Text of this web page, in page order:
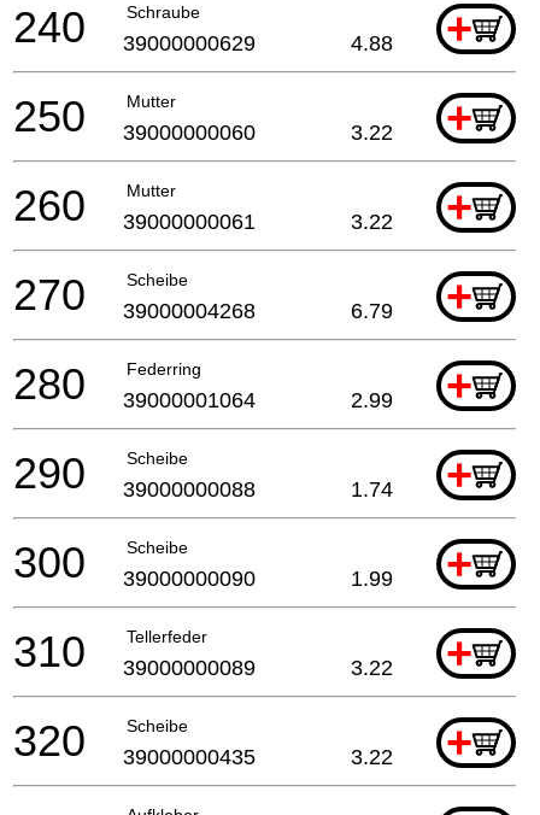
Schraube +
240 39000000629 4.88
Mutter +
250 39000000060 3.22
Mutter +
260 39000000061 3.22
Scheibe +
270 39000004268 6.79
Federring +
280 39000001064 2.99
Scheibe +
290 39000000088 1.74
Scheibe +
300 39000000090 1.99
Tellerfeder +
310 39000000089 3.22
Scheibe +
320 39000000435 3.22